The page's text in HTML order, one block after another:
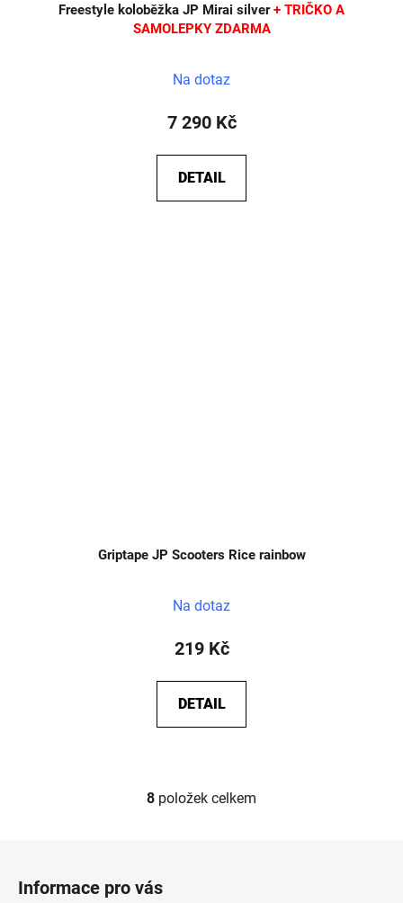
Freestyle koloběžka JP Mirai silver+ TRIČKO A
SAMOLEPKY ZDARMA
Na dotaz
7 290 Kč
DETAIL
Griptape JP Scooters Rice rainbow
Na dotaz
219 Kč
DETAIL
O
8 položek celkem
Informace pro vás